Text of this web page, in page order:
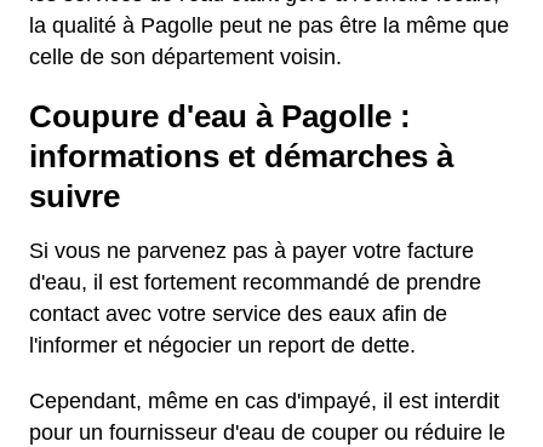
la qualité à Pagolle peut ne pas être la même que
celle de son département voisin.
Coupure d'eau à Pagolle :
informations et démarches à
suivre
Si vous ne parvenez pas à payer votre facture
d'eau, il est fortement recommandé de prendre
contact avec votre service des eaux afin de
l'informer et négocier un report de dette.
Cependant, même en cas d'impayé, il est interdit
pour un fournisseur d'eau de couper ou réduire le